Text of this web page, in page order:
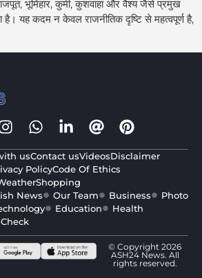
भूमिहार, कुर्मी, कुशवाहा और वैश्य जैसे प्रमुख
है। यह कदम न केवल राजनीतिक दृष्टि से महत्वपूर्ण है,
usContact usVideosDisclaimer
PolicyCode Of Ethics
Shopping
News Our Team Business
Photo
Education
Health
© Copyright 2026
ASH24 News. All
rights reserved.